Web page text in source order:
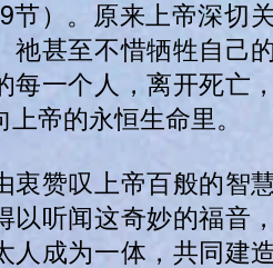
节）。原来上帝深切
祂甚至不惜牺牲自己
每一个人，离开死亡
上帝的永恒生命里。
衷赞叹上帝百般的智
以听闻这奇妙的福音
人成为一体，共同建